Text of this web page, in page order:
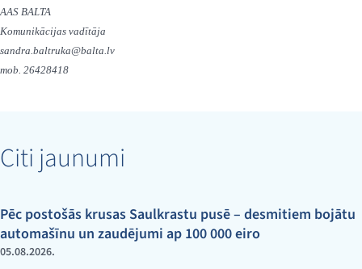
AAS BALTA
Komunikācijas vadītāja
sandra.baltruka@balta.lv
mob. 26428418
Citi jaunumi
Pēc postošās krusas Saulkrastu pusē – desmitiem bojātu
automašīnu un zaudējumi ap 100 000 eiro
05.08.2026.